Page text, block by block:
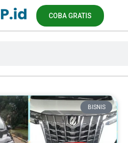
COBA GRATIS
BISNIS